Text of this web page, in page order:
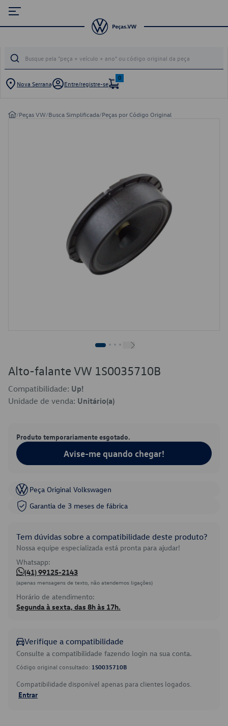
Nova Serrana Entre/registre-se
0
/Peças VW/Busca Simplificada/Peças por Código Original
Alto-falante VW 1S0035710B
Compatibilidade: Up!
Unidade de venda: Unitário(a)
Produto temporariamente esgotado.
Avise-me quando chegar!
Peça Original Volkswagen
Garantia de 3 meses de fábrica
Tem dúvidas sobre a compatibilidade deste produto?
Nossa equipe especializada está pronta para ajudar!
Whatsapp:
(41) 99125-2143
(apenas mensagens de texto, não atendemos ligações)
Horário de atendimento:
Segunda à sexta, das 8h às 17h.
Verifique a compatibilidade
Consulte a compatibilidade fazendo login na sua conta.
Código original consultado: 1S0035710B
Compatibilidade disponível apenas para clientes logados.
Entrar